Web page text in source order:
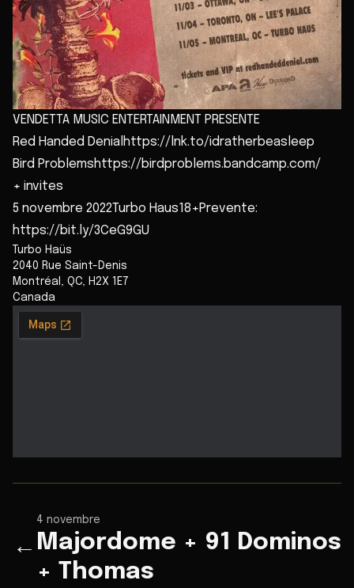
VENDETTA MUSIC ENTERTAINMENT PRESENTE
Red Handed Denialhttps://lnk.to/idratherbeasleep
Bird Problemshttps://birdproblems.bandcamp.com/
+ invites
5 novembre 2022Turbo Haus18+Prevente:
https://bit.ly/3CeG9GU
Turbo Haüs
2040 Rue Saint-Denis
Montréal , QC, H2X 1E7
Canada
←
4 novembre
Majordome + 91 Dominos
+ Thomas